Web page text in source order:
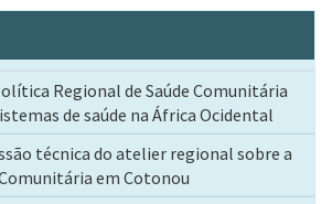
Regional de Saúde Comunitária
de saúde na África Ocidental
técnica do atelier regional sobre a
em Cotonou